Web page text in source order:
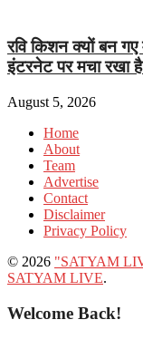
रवि किशन क्यों बन
इंटरनेट पर मचा रखा
August 5, 2026
Home
About
Team
Advertise
Contact
Disclaimer
Privacy Policy
© 2026 "SATYAM
SATYAM LIVE.
Welcome Back!